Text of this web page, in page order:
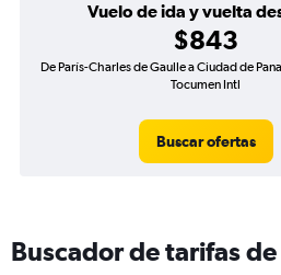
Vuelo de ida y vuelta
$843
De París-Charles de Gaulle a Ciudad de
Tocumen Intl
Buscar ofertas
Buscador de tarifas